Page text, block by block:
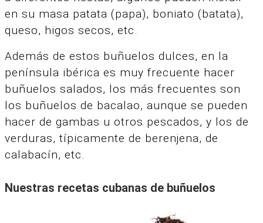
en su masa patata (papa), boniato (batata),
queso, higos secos, etc.
Además de estos buñuelos dulces, en la
península ibérica es muy frecuente hacer
buñuelos salados, los más frecuentes son
los buñuelos de bacalao, aunque se pueden
hacer de gambas u otros pescados, y los de
verduras, típicamente de berenjena, de
calabacín, etc.
Nuestras recetas cubanas de buñuelos